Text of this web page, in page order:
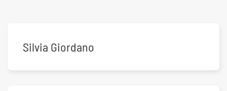
Silvia Giordano